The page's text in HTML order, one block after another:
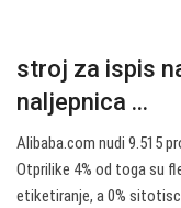
stroj za ispis
naljepnica ...
Alibaba.com nudi 9.515
Otprilike 4% od toga su
etiketiranje, a 0%